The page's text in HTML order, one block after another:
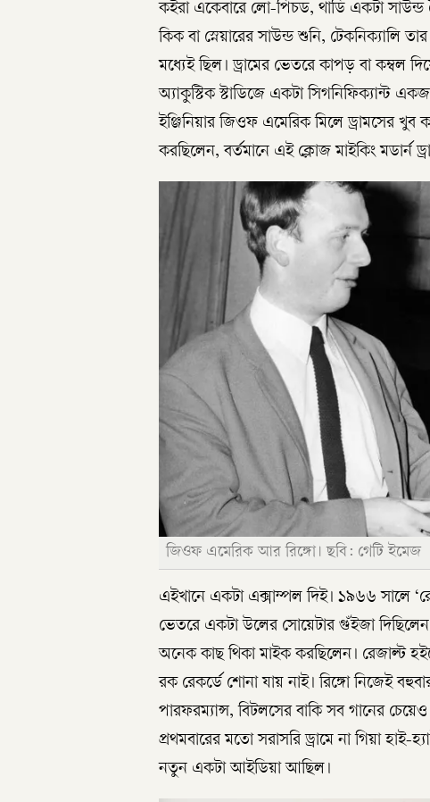
কইরা একেবারে লো-পিচড, থাডি একটা সাউন্ড
কিক বা স্নেয়ারের সাউন্ড শুনি, টেকনিক্যালি
মধ্যেই ছিল। ড্রামের ভেতরে কাপড় বা কম্বল
অ্যাকুস্টিক স্টাডিজে একটা সিগনিফিক্যান্ট
ইঞ্জিনিয়ার জিওফ এমেরিক মিলে ড্রামসের খুব
করছিলেন, বর্তমানে এই ক্লোজ মাইকিং মডার্ন ড্রাম
জিওফ এমেরিক আর রিঙ্গো। ছবি: গেটি ইমেজ
এইখানে একটা এক্সাম্পল দিই। ১৯৬৬ সালে
ভেতরে একটা উলের সোয়েটার গুঁইজা
অনেক কাছ থিকা মাইক করছিলেন। রেজাল্ট
রক রেকর্ডে শোনা যায় নাই। রিঙ্গো নিজেই
পারফরম্যান্স, বিটলসের বাকি সব গানের
প্রথমবারের মতো সরাসরি ড্রামে না গিয়া
নতুন একটা আইডিয়া আছিল।